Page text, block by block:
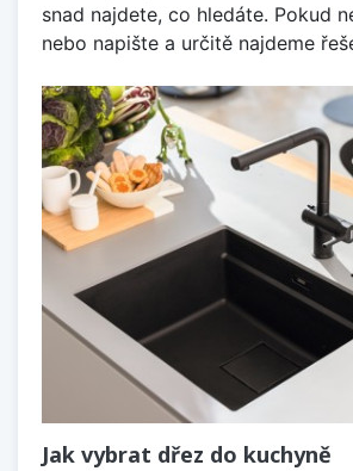
snad najdete, co hledáte. Pokud
nebo napište a určitě najdeme
Jak vybrat dřez do kuchyně